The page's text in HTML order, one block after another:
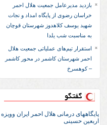
بازدید مدیرعامل جمعیت هلال احمر
خراسان رضوی از پایگاه امداد و نجات
شهید یوسف کلاهدوز شهرستان قوچان
به مناسبت شب یلدا
استقرار تیم‌های عملیاتی جمعیت هلال
احمر شهرستان کاشمر در محور کاشمر
– کوهسرخ
گفتگو
پایگاههای درمانی هلال احمر ایران وویزه
اربعین حسینی